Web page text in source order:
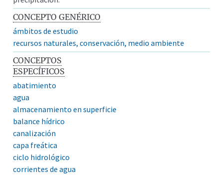
CONCEPTO GENÉRICO
ámbitos de estudio
recursos naturales, conservación, medio ambiente
CONCEPTOS
ESPECÍFICOS
abatimiento
agua
almacenamiento en superficie
balance hídrico
canalización
capa freática
ciclo hidrológico
corrientes de agua